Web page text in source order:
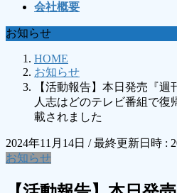
会社概要
お知らせ
HOME
お知らせ
【活動報告】本日発売『
人志はどのテレビ番組で復
載されました
2024年11月14日 / 最終更新日時 :
お知らせ